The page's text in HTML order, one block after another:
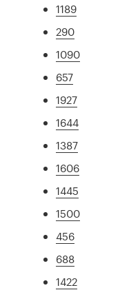
1189
290
1090
657
1927
1644
1387
1606
1445
1500
456
688
1422